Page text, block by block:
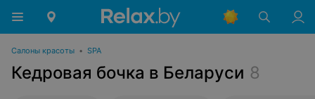
Салоны красоты • SPA
Кедровая бочка в Беларуси 8